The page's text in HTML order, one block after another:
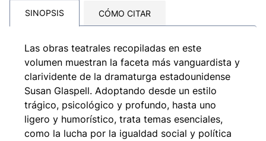
SINOPSIS CÓMO CITAR
Las obras teatrales recopiladas en este
volumen muestran la faceta más vanguardista y
clarividente de la dramaturga estadounidense
Susan Glaspell. Adoptando desde un estilo
trágico, psicológico y profundo, hasta uno
ligero y humorístico, trata temas esenciales,
como la lucha por la igualdad social y política